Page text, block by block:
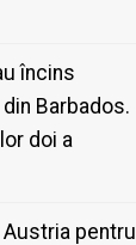
încins
Barbados.
doi a
pentru